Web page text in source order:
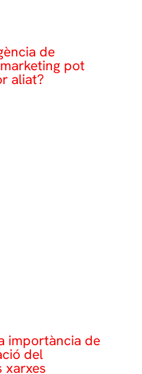
de
pot
aliat?
importància de
del
xarxes